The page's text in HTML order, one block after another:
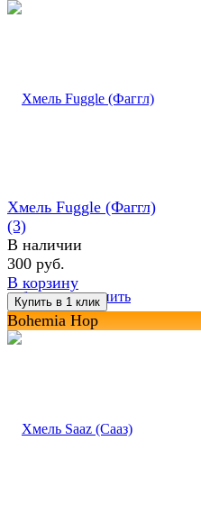
избранное сравнить
Хмель Fuggle (Фаггл)
(3)
В наличии
300 руб.
В корзину
Bohemia Hop